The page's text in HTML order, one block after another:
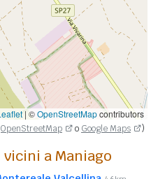
| ©OpenStreetMapcontributors
OpenStreetMap o Google Maps )
a Maniago